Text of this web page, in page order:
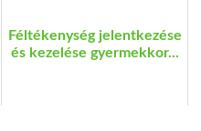
Féltékenység jelentkezése
és kezelése gyermekkor...